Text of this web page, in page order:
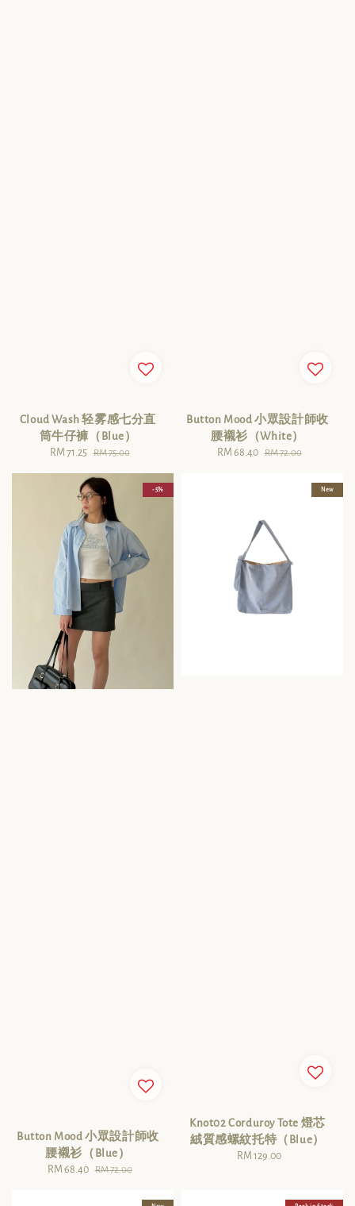
Cloud Wash 轻雾感七分直
筒牛仔褲（Blue）
Sale
RM 71.25 Regular
RM 75.00
Button Mood 小眾設計師收
腰襯衫（White）
Sale
RM 68.40 Regular
RM 72.00
- 5%
Button Mood 小眾設計師收
腰襯衫（Blue）
Sale
RM 68.40 Regular
RM 72.00
New
Knot02 Corduroy Tote 燈芯
絨質感螺紋托特（Blue）
Regular
RM 129.00